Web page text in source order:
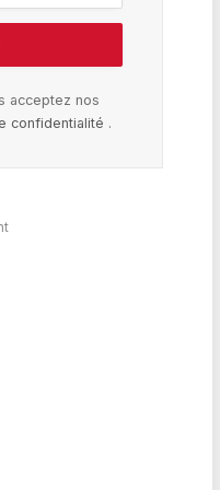
acceptez nos
confidentialité .